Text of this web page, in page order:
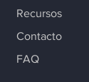
Recursos
Contacto
FAQ